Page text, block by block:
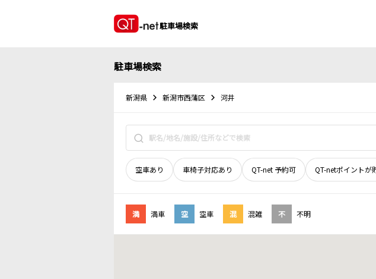
駐車場検索
駐車場検索
新潟県 新潟市西蒲区 河井
空車あり 車椅子対応あり QT-net 予約可 QT-netポイントが
満 満車 空 空車 混 混雑 不 不明